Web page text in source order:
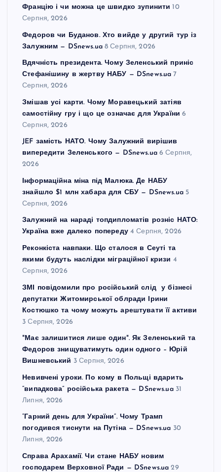
н
а
ц
я
з
а
п
с
і
Францію і чи можна це швидко зупинити 10
Серпня, 2026
Федоров чи Буданов. Хто вийде у другий тур із
Залужним — DSnews.ua 8 Серпня, 2026
Вдячність президента. Чому Зеленський приніс
Стефанішину в жертву НАБУ — DSnews.ua 7
Серпня, 2026
Змішав усі карти. Чому Моравецький затіяв
самостійну гру і що це означає для України 6
Серпня, 2026
JEF замість НАТО. Чому Залужний вирішив
випередити Зеленського — DSnews.ua 6 Серпня,
2026
Інформаційна міна під Малюка. Де НАБУ
знайшло $1 млн хабара для СБУ — DSnews.ua 5
Серпня, 2026
Залужний на нараді топдипломатів розніс НАТО:
Україна вже далеко попереду 4 Серпня, 2026
Реконкіста навпаки. Що сталося в Сеуті та
якими будуть наслідки міграційної кризи 4
Серпня, 2026
ЗМІ повідомили про російський слід у бізнесі
депутатки Житомирської облради Ірини
Костюшко та чому можуть арештувати її активи
3 Серпня, 2026
"Має залишитися лише один". Як Зеленський та
Федоров знищуватимуть один одного – Юрій
Вишневський 3 Серпня, 2026
Невивчені уроки. По кому в Польщі вдарить
“випадкова” російська ракета — DSnews.ua 31
Липня, 2026
“Гарний день для України”. Чому Трамп
погодився тиснути на Путіна — DSnews.ua 30
Липня, 2026
Справа Арахамії. Чи стане НАБУ новим
господарем Верховної Ради — DSnews.ua 29